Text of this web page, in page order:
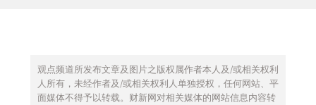
观点频道所发布文章及图片之版权属作者本人及/或相关权利
人所有，未经作者及/或相关权利人单独授权，任何网站、平
面媒体不得予以转载。财新网对相关媒体的网站信息内容转